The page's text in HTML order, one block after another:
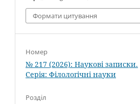
Формати цитування
Номер
№ 217 (2026): Наукові записки.
Серія: Філологічні науки
Розділ